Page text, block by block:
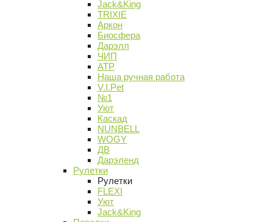
Jack&King
TRIXIE
Аркон
Биосфера
Дарэлл
ЧИП
АТР
Наша ручная работа
V.I.Pet
№1
Уют
Каскад
NUNBELL
WOGY
ДВ
Дарэленд
Рулетки
Рулетки
FLEXI
Уют
Jack&King